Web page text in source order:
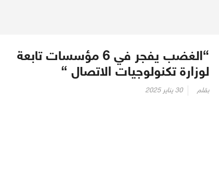
“الغضب يفجر في 6 مؤسسات تابعة
لوزارة تكنولوجيات الاتصال “
بقلم
Posted
30 يناير 2025